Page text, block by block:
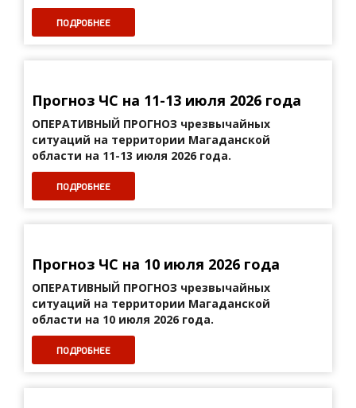
ПОДРОБНЕЕ
Прогноз ЧС на 11-13 июля 2026 года
ОПЕРАТИВНЫЙ ПРОГНОЗ чрезвычайных
ситуаций на территории Магаданской
области на 11-13 июля 2026 года.
ПОДРОБНЕЕ
Прогноз ЧС на 10 июля 2026 года
ОПЕРАТИВНЫЙ ПРОГНОЗ чрезвычайных
ситуаций на территории Магаданской
области на 10 июля 2026 года.
ПОДРОБНЕЕ